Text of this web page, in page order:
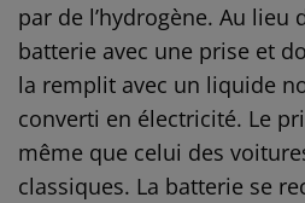
par de l’hydrogène. Au lieu
batterie avec une prise et
la remplit avec un liquide
converti en électricité. Le
même que celui des
classiques. La batterie se